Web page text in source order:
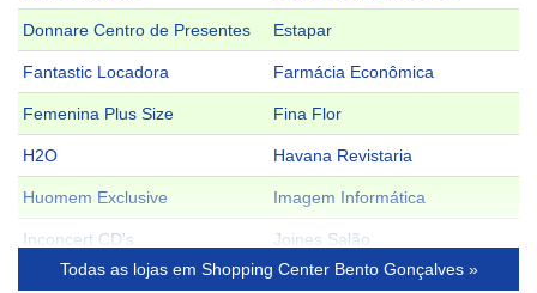
Donnare Centro de Presentes Estapar
Fantastic Locadora Farmácia Econômica
Femenina Plus Size Fina Flor
H2O Havana Revistaria
Huomem Exclusive Imagem Informática
Inconcert CD's Joines Salão
Kid Play La Femme
Todas as lojas em Shopping Center Bento Gonçalves »